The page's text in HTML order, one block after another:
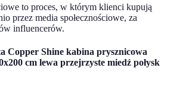
to proces, w którym klienci kupują
przez media społecznościowe, za
influencerów.
Copper Shine kabina prysznicowa
cm lewa przejrzyste miedź połysk